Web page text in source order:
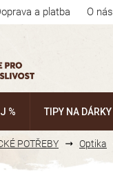
a platba O nás
% TIPY NA DÁRKY
POTŘEBY Optika